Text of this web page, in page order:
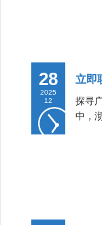
28
2025
12
立即
探寻
中，